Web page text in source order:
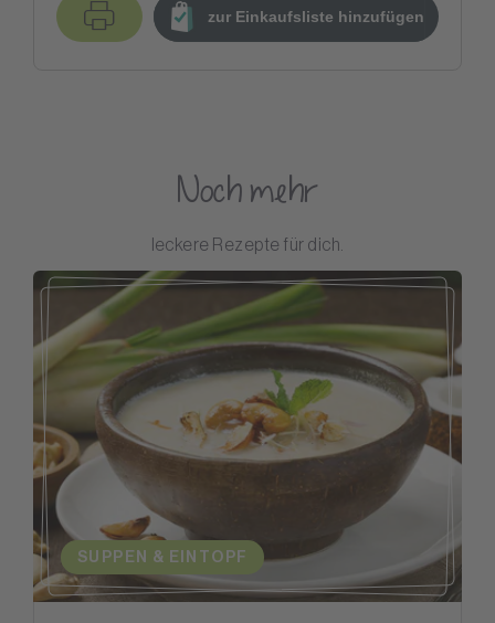
zur Einkaufsliste hinzufügen
Noch mehr
leckere Rezepte für dich.
SUPPEN & EINTOPF